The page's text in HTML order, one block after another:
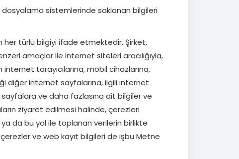
dosyalama sistemlerinde saklanan bilgileri
her türlü bilgiyi ifade etmektedir. Şirket,
amaçlar ile internet siteleri aracılığıyla,
internet tarayıcılarına, mobil cihazlarına,
diğer internet sayfalarına, ilgili internet
ve daha fazlasına ait bilgiler ve
ziyaret edilmesi halinde, çerezleri
da bu yol ile toplanan verilerin birlikte
ve web kayıt bilgileri de işbu Metne